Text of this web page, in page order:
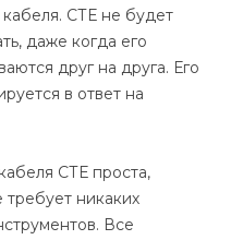
СТЕ не будет
даже когда его
друг на друга. Его
в ответ на
СТЕ проста,
никаких
Все